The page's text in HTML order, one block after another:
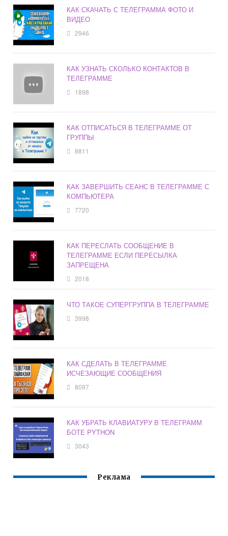
КАК СКАЧАТЬ С ТЕЛЕГРАММА ФОТО И
ВИДЕО
2946
КАК УЗНАТЬ СКОЛЬКО КОНТАКТОВ В
ТЕЛЕГРАММЕ
1898
КАК ОТПИСАТЬСЯ В ТЕЛЕГРАММЕ ОТ
ГРУППЫ
8811
КАК ЗАВЕРШИТЬ СЕАНС В ТЕЛЕГРАММЕ С
КОМПЬЮТЕРА
7720
КАК ПЕРЕСЛАТЬ СООБЩЕНИЕ В
ТЕЛЕГРАММЕ ЕСЛИ ПЕРЕСЫЛКА
ЗАПРЕЩЕНА
2018
ЧТО ТАКОЕ СУПЕРГРУППА В ТЕЛЕГРАММЕ
3998
КАК СДЕЛАТЬ В ТЕЛЕГРАММЕ
ИСЧЕЗАЮЩИЕ СООБЩЕНИЯ
8097
КАК УБРАТЬ КЛАВИАТУРУ В ТЕЛЕГРАММ
БОТЕ PYTHON
3043
Реклама